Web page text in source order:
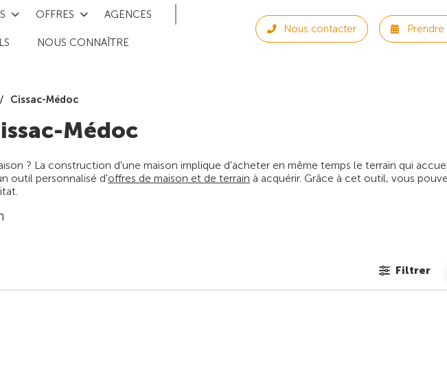
OFFRES AGENCES
NOUS CONNAÎTRE
Nous contacter Prendre
Cissac-Médoc
Médoc
? La construction d'une maison implique d'acheter en même temps le terrain qui
outil personnalisé d'offres de maison et de terrain à acquérir. Grâce à cet outil, vous
Filtrer